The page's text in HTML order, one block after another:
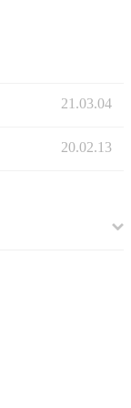
21.03.04
20.02.13